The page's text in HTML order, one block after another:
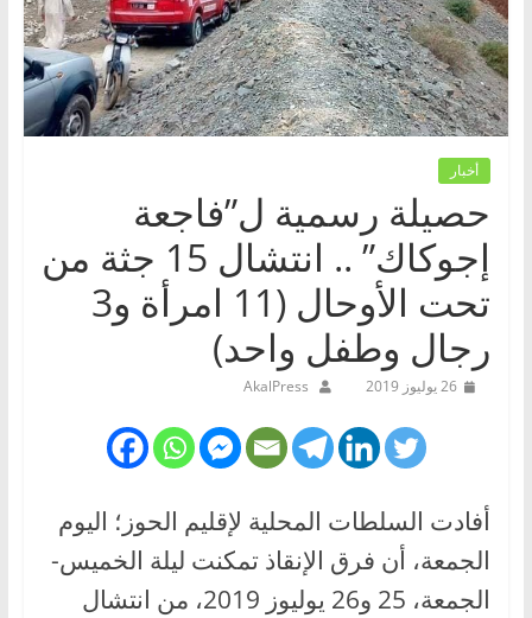
أخبار
حصيلة رسمية ل”فاجعة
إجوكاك” .. انتشال 15 جثة من
تحت الأوحال (11 امرأة و3
رجال وطفل واحد)
26 يوليوز 2019 AkalPress
أفادت السلطات المحلية لإقليم الحوز؛ اليوم
الجمعة، أن فرق الإنقاذ تمكنت ليلة الخميس-
الجمعة، 25 و26 يوليوز 2019، من انتشال